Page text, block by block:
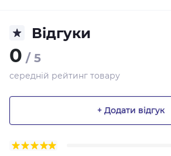
Відгуки
0 / 5
середній рейтинг товару
+ Додати відгук